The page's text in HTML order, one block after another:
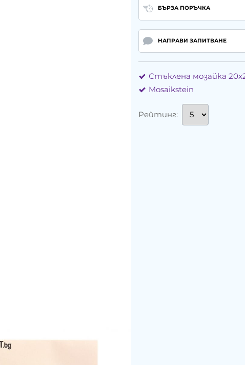
БЪРЗА ПОРЪЧКА
НАПРАВИ ЗАПИТВАНЕ
Стъклена мозайка
Mosaikstein
Рейтинг: